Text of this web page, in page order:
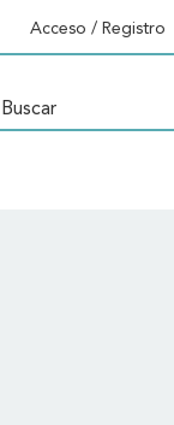
Acceso / Registro